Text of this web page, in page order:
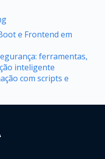
e Frontend em
ferramentas,
inteligente
com scripts e